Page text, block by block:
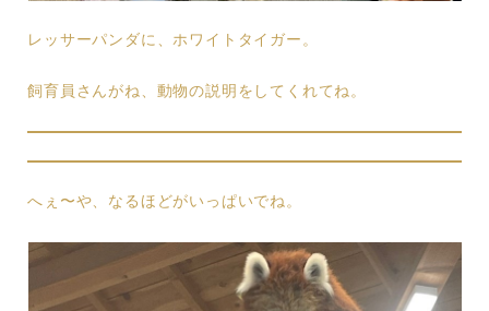
レッサーパンダに、ホワイトタイガー。
飼育員さんがね、動物の説明をしてくれてね。
へぇ〜や、なるほどがいっぱいでね。